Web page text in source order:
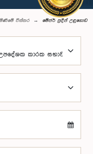
විස්තර මේජර් ප්‍රදීප් උඳුගොඩ